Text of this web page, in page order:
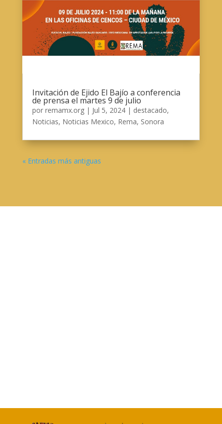
Invitación de Ejido El Bajío a conferencia
de prensa el martes 9 de julio
por remamx.org| Jul 5, 2024| destacado,
Noticias, Noticias Mexico, Rema, Sonora
« Entradas más antiguas